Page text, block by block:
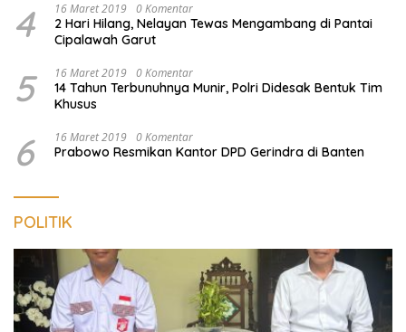
4 16 Maret 2019 0 Komentar
2 Hari Hilang, Nelayan Tewas Mengambang di Pantai
Cipalawah Garut
5 16 Maret 2019 0 Komentar
14 Tahun Terbunuhnya Munir, Polri Didesak Bentuk Tim
Khusus
6 16 Maret 2019 0 Komentar
Prabowo Resmikan Kantor DPD Gerindra di Banten
POLITIK